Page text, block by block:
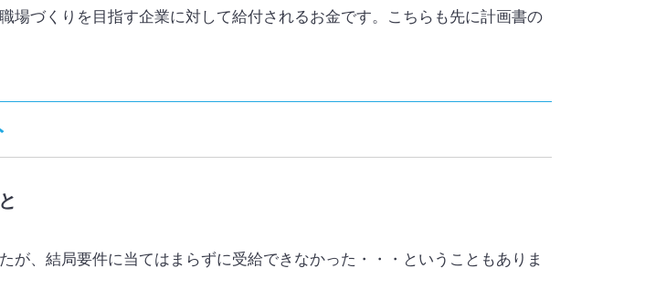
場づくりを目指す企業に対して給付されるお金です。こちらも先に計画書の
が、結局要件に当てはまらずに受給できなかった・・・ということもありま